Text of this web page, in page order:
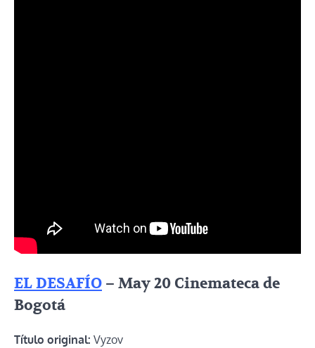
EL DESAFÍO – May 20 Cinemateca de
Bogotá
Título original: Vyzov